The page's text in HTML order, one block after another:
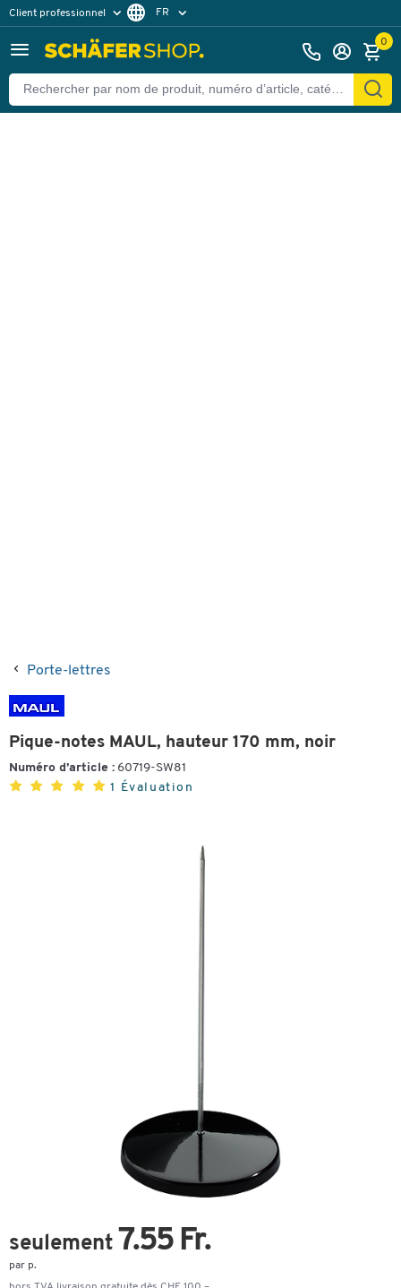
Client professionnel
Client particulier
FR
0
Porte-lettres
Pique-notes MAUL, hauteur 170 mm, noir
Numéro d’article : 60719-SW81
1 Évaluation
seulement 7.55 Fr.
par p.
Retour